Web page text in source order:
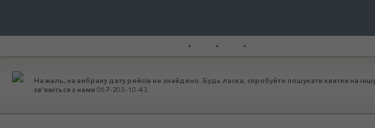
...
На жаль, на вибрану дату рейсів не знайдено. Будь ласка, спробуйте пошукати квитки на
зв'яжіться з нами 067-203-10-43.